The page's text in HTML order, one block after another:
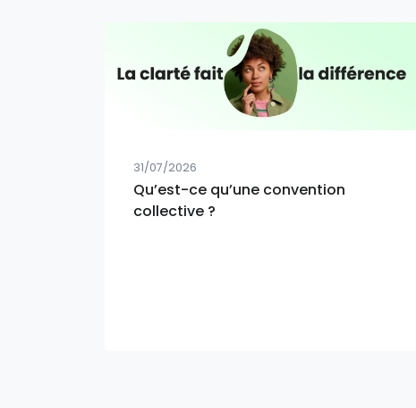
31/07/2026
Qu’est-ce qu’une convention
collective ?